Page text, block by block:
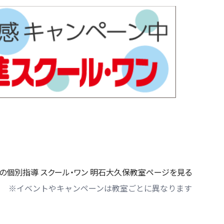
個別指導 スクール・ワン 明石大久保教室ページを見る
※イベントやキャンペーンは教室ごとに異なります